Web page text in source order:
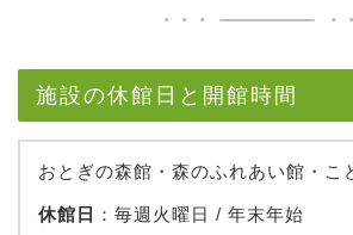
施設の休館日と開館時間
おとぎの森館・森のふれあい館・こ
休館日 ：毎週火曜日 / 年末年始